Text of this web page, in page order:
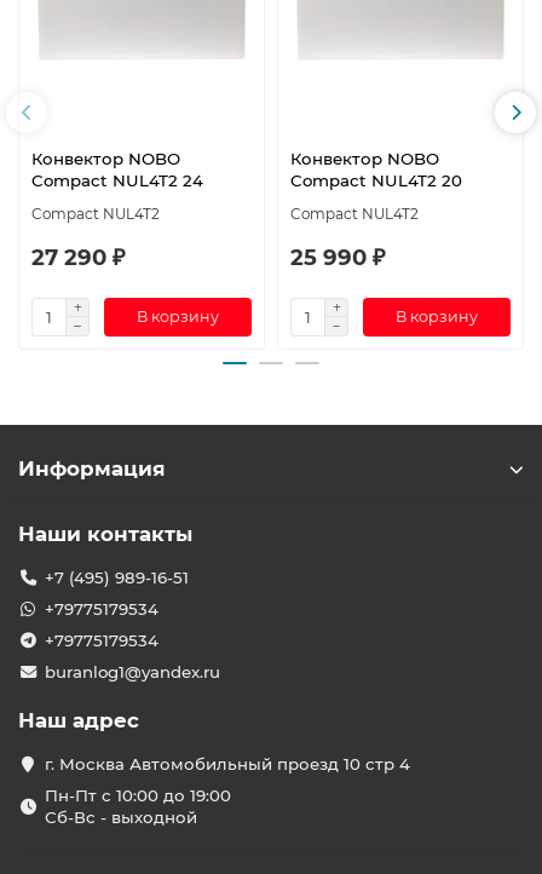
Конвектор NOBO
Compact NUL4T2 24
Compact NUL4T2
27 290 ₽
В корзину
Конвектор NOBO
Compact NUL4T2 20
Compact NUL4T2
25 990 ₽
В корзину
Информация
Наши контакты
+7 (495) 989-16-51
+79775179534
+79775179534
buranlog1@yandex.ru
Наш адрес
г. Москва Автомобильный проезд 10 стр 4
Пн-Пт с 10:00 до 19:00
Сб-Вс - выходной